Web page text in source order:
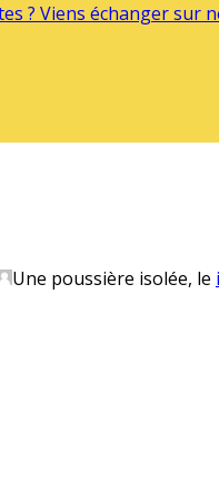
? Viens échanger sur
Une poussière isolée, le